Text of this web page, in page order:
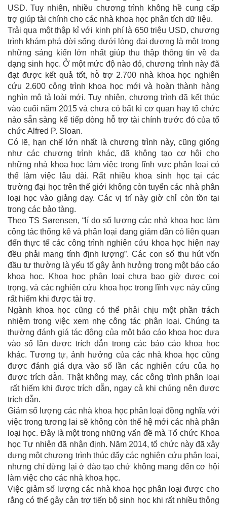
USD. Tuy nhiên, nhiều chương trình không hề cung cấp
trợ giúp tài chính cho các nhà khoa học phân tích dữ liệu.
Trải qua một thập kỉ với kinh phí là 650 triệu USD, chương
trình khám phá đời sống dưới lòng đại dương là một trong
những sáng kiến lớn nhất giúp thu thập thông tin về đa
dạng sinh học. Ở một mức độ nào đó, chương trình này đã
đạt được kết quả tốt, hỗ trợ 2.700 nhà khoa học nghiên
cứu 2.600 công trình khoa học mới và hoàn thành hàng
nghìn mô tả loài mới. Tuy nhiên, chương trình đã kết thúc
vào cuối năm 2015 và chưa có bất kì cơ quan hay tổ chức
nào sẵn sàng kế tiếp dòng hỗ trợ tài chính trước đó của tổ
chức Alfred P. Sloan.
Có lẽ, hạn chế lớn nhất là chương trình này, cũng giống
như các chương trình khác, đã không tạo cơ hội cho
những nhà khoa học làm việc trong lĩnh vực phân loại có
thể làm việc lâu dài. Rất nhiều khoa sinh học tại các
trường đại học trên thế giới không còn tuyển các nhà phân
loại học vào giảng dạy. Các vị trí này giờ chỉ còn tồn tại
trong các bảo tàng.
Theo TS Sørensen, “lí do số lượng các nhà khoa học làm
công tác thống kê và phân loại đang giảm dần có liên quan
đến thực tế các công trình nghiên cứu khoa học hiện nay
đều phải mang tính định lượng”. Các con số thu hút vốn
đầu tư thường là yếu tố gây ảnh hưởng trong một báo cáo
khoa học. Khoa học phân loại chưa bao giờ được coi
trọng, và các nghiên cứu khoa học trong lĩnh vực này cũng
rất hiếm khi được tài trợ.
Ngành khoa học cũng có thể phải chịu một phần trách
nhiệm trong việc xem nhẹ công tác phân loại. Chúng ta
thường đánh giá tác động của một báo cáo khoa học dựa
vào số lần được trích dẫn trong các báo cáo khoa học
khác. Tương tự, ảnh hưởng của các nhà khoa học cũng
được đánh giá dựa vào số lần các nghiên cứu của họ
được trích dẫn. Thật không may, các công trình phân loại
rất hiếm khi được trích dẫn, ngay cả khi chúng nên được
trích dẫn.
Giảm số lượng các nhà khoa học phân loại đồng nghĩa với
việc trong tương lai sẽ không còn thế hệ mới các nhà phân
loại học. Đây là một trong những vấn đề mà Tổ chức Khoa
học Tự nhiên đã nhận định. Năm 2014, tổ chức này đã xây
dựng một chương trình thúc đẩy các nghiên cứu phân loại,
nhưng chỉ dừng lại ở đào tạo chứ không mang đến cơ hội
làm việc cho các nhà khoa học.
Việc giảm số lượng các nhà khoa học phân loại được cho
rằng có thể gây cản trợ tiến bộ sinh học khi rất nhiều thông